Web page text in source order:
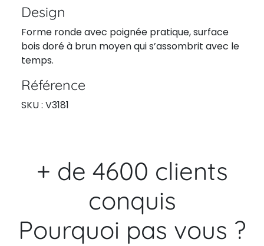
Design
Forme ronde avec poignée pratique, surface
bois doré à brun moyen qui s’assombrit avec le
temps.
Référence
SKU : V3181
+ de 4600 clients
conquis
Pourquoi pas vous ?